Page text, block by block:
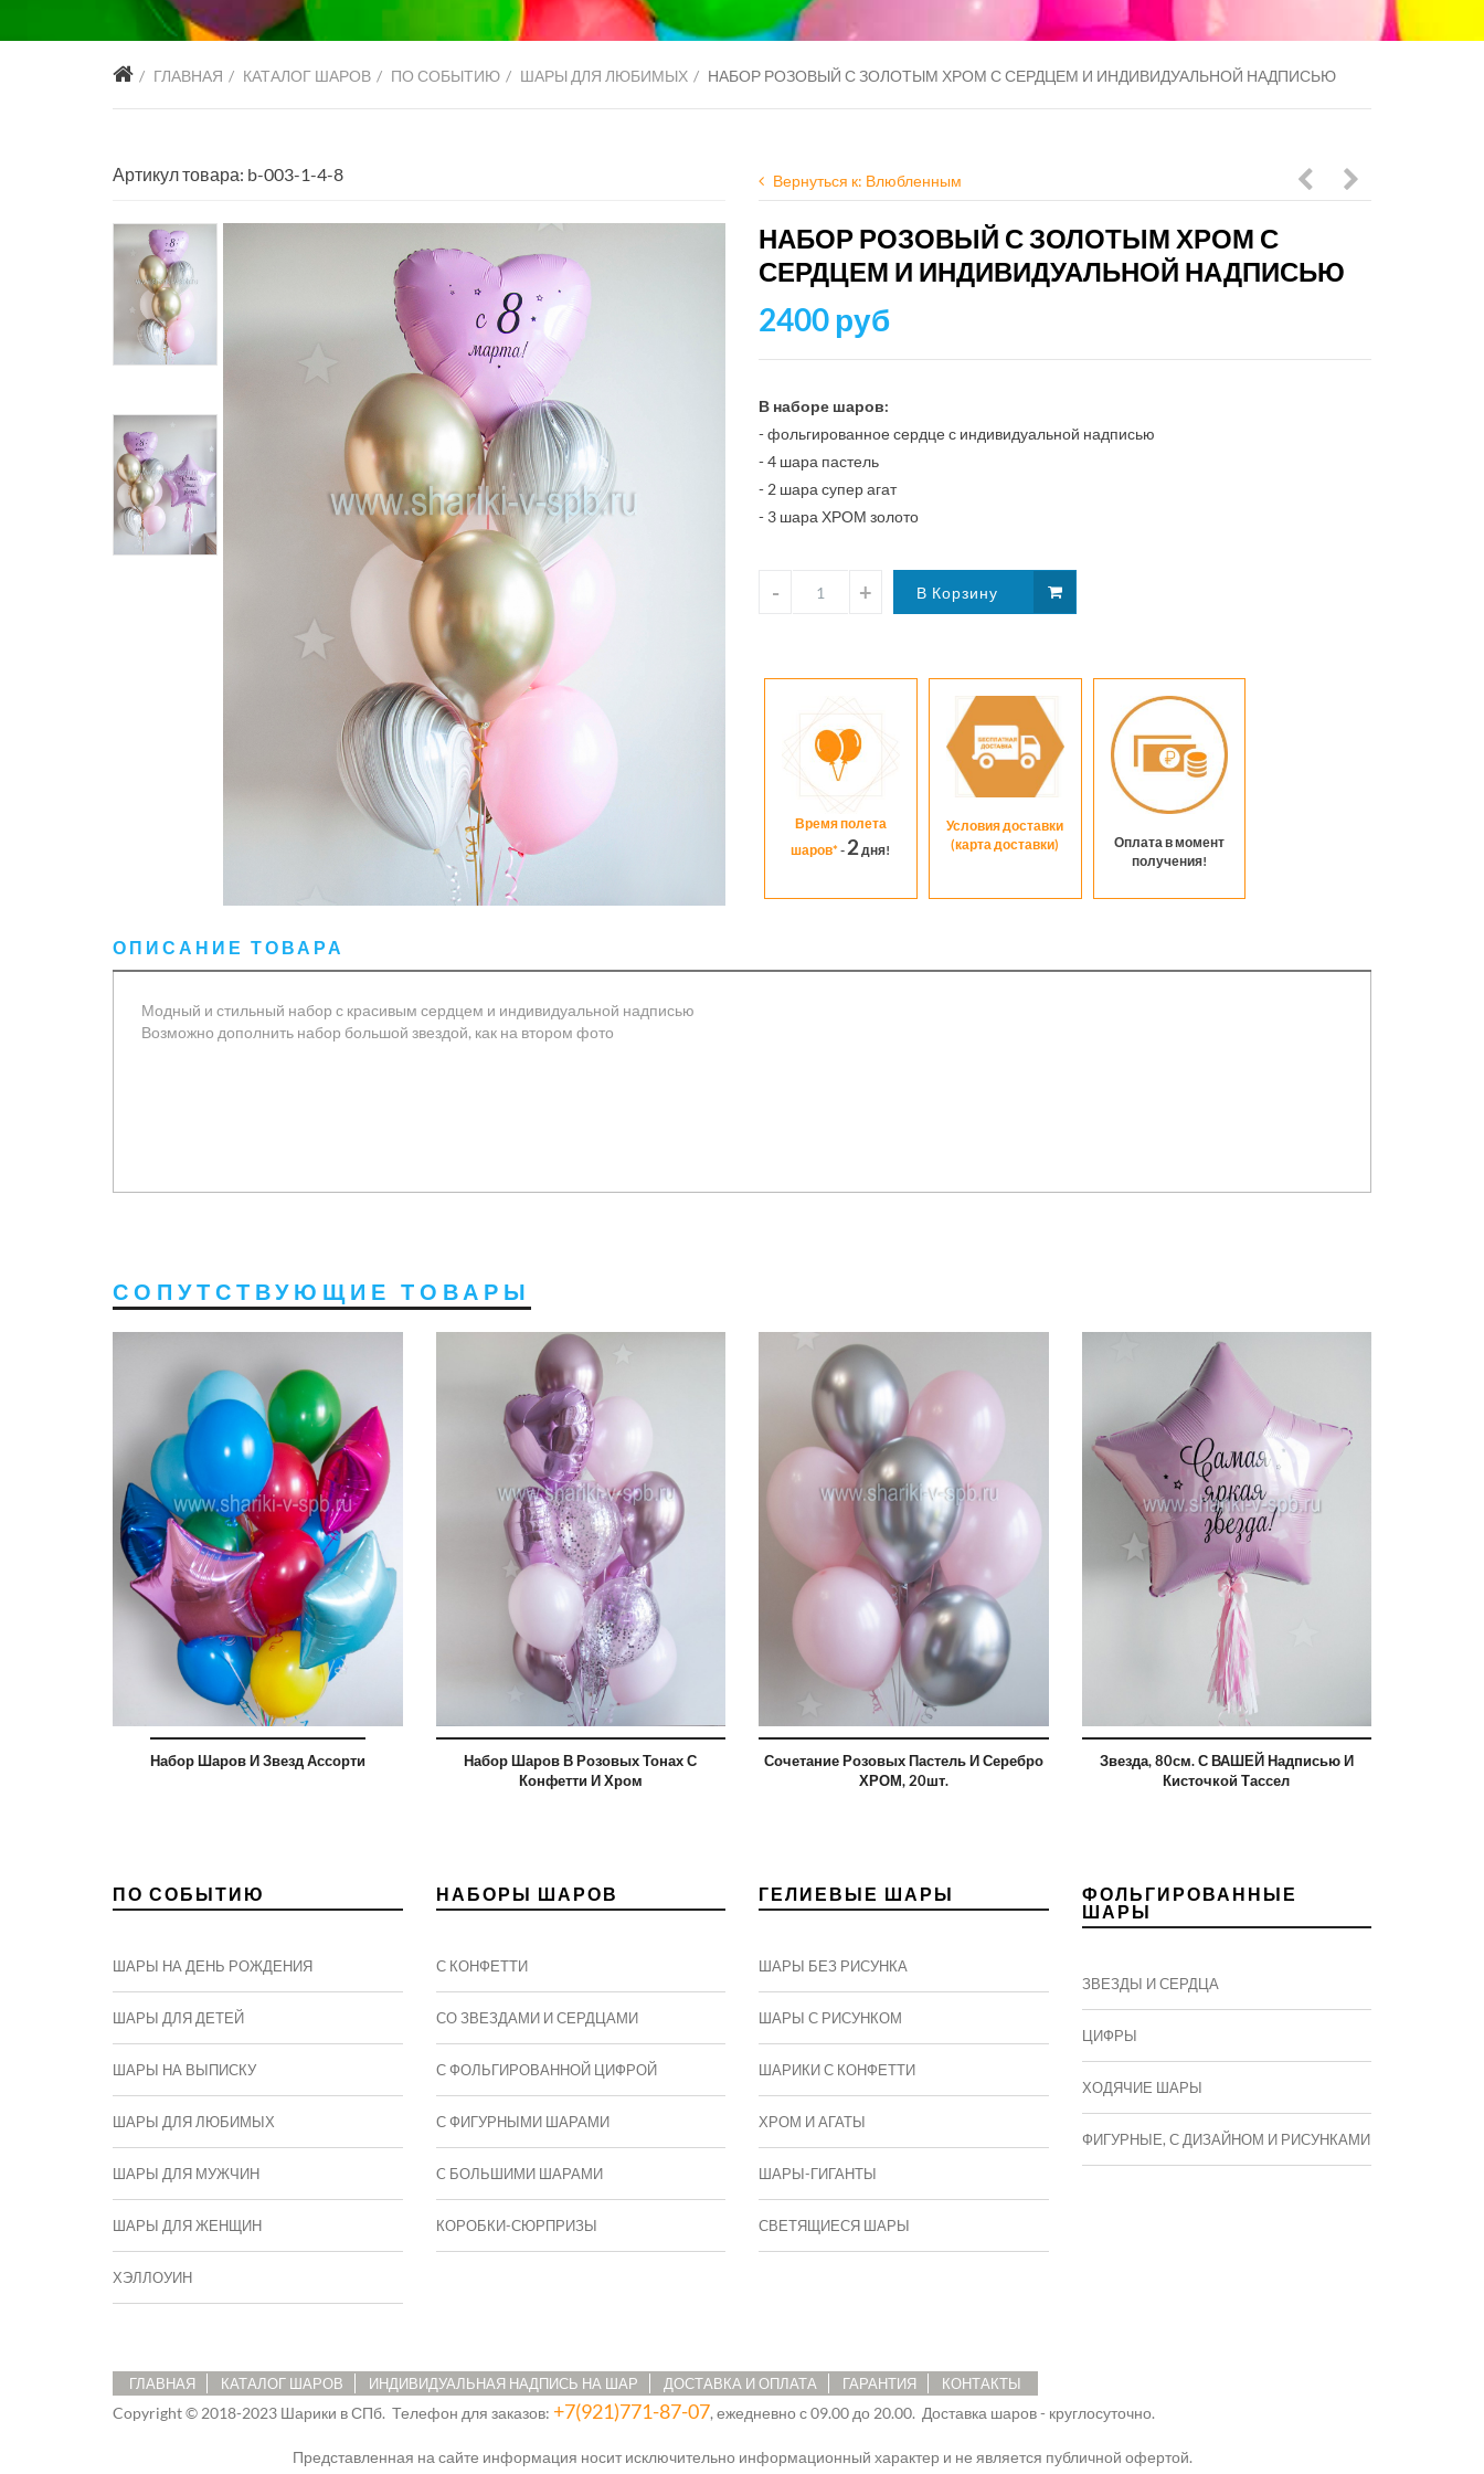
ГЛАВНАЯ КАТАЛОГ ШАРОВ ПО СОБЫТИЮ ШАРЫ ДЛЯ ЛЮБИМЫХ НАБОР РОЗОВЫЙ С ЗОЛОТЫМ ХРОМ С СЕРДЦЕМ И ИНДИВИДУАЛЬНОЙ НАДПИСЬЮ
Артикул товара: b-003-1-4-8 Вернуться к: Влюбленным
большой
в
агаты
НАБОР РОЗОВЫЙ С ЗОЛОТЫМ ХРОМ С
СЕРДЦЕМ И ИНДИВИДУАЛЬНОЙ НАДПИСЬЮ
2400 руб
В наборе шаров:
- фольгированное сердце с индивидуальной надписью
- 4 шара пастель
- 2 шара супер агат
- 3 шара ХРОМ золото
Время полета
шаров*- 2 дня!
Условия доставки
(карта доставки)
Оплата в момент
получения!
ОПИСАНИЕ ТОВАРА
Модный и стильный набор с красивым сердцем и индивидуальной надписью
Возможно дополнить набор большой звездой, как на втором фото
СОПУТСТВУЮЩИЕ ТОВАРЫ
Набор Шаров И Звезд Ассорти
Набор Шаров В Розовых Тонах С
Конфетти И Хром
3450 руб
Сочетание Розовых Пастель И Серебро
ХРОМ, 20шт.
Звезда, 80см. С ВАШЕЙ Надписью И
Кисточкой Тассел
ПО СОБЫТИЮ
ШАРЫ НА ДЕНЬ РОЖДЕНИЯ
ШАРЫ ДЛЯ ДЕТЕЙ
ШАРЫ НА ВЫПИСКУ
ШАРЫ ДЛЯ ЛЮБИМЫХ
ШАРЫ ДЛЯ МУЖЧИН
ШАРЫ ДЛЯ ЖЕНЩИН
ХЭЛЛОУИН
НАБОРЫ ШАРОВ
С КОНФЕТТИ
СО ЗВЕЗДАМИ И СЕРДЦАМИ
С ФОЛЬГИРОВАННОЙ ЦИФРОЙ
С ФИГУРНЫМИ ШАРАМИ
C БОЛЬШИМИ ШАРАМИ
КОРОБКИ-СЮРПРИЗЫ
ГЕЛИЕВЫЕ ШАРЫ
ШАРЫ БЕЗ РИСУНКА
ШАРЫ С РИСУНКОМ
ШАРИКИ С КОНФЕТТИ
ХРОМ И АГАТЫ
ШАРЫ-ГИГАНТЫ
СВЕТЯЩИЕСЯ ШАРЫ
ФОЛЬГИРОВАННЫЕ
ШАРЫ
ЗВЕЗДЫ И СЕРДЦА
ЦИФРЫ
ХОДЯЧИЕ ШАРЫ
ФИГУРНЫЕ, С ДИЗАЙНОМ И РИСУНКАМИ
ГЛАВНАЯ КАТАЛОГ ШАРОВ ИНДИВИДУАЛЬНАЯ НАДПИСЬ НА ШАР ДОСТАВКА И ОПЛАТА ГАРАНТИЯ КОНТАКТЫ
Copyright © 2018-2023 Шарики в СПб. Телефон для заказов: +7(921)771-87-07, ежедневно с 09.00 до 20.00. Доставка шаров - круглосуточно.
Представленная на сайте информация носит исключительно информационный характер и не является публичной офертой.